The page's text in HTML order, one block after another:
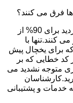
فرق می کنند؟
ارور یا کدخطاهایی که در جدول بالا مشاهده کردید برای 90% از
کنند.تنها با
برای یخچال پیش
کد خطایی که بر
متوجه نشدید می
تماس بگیرید.کارشناسان
آماده ارائه خدمات و پشتیبانی